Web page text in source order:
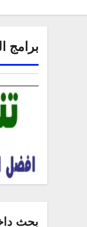
برامج
بحث